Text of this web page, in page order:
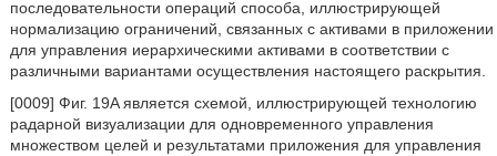
последовательности операций способа, иллюстрирующей
нормализацию ограничений, связанных с активами в приложении
для управления иерархическими активами в соответствии с
различными вариантами осуществления настоящего раскрытия.
[0009] Фиг. 19A является схемой, иллюстрирующей технологию
радарной визуализации для одновременного управления
множеством целей и результатами приложения для управления